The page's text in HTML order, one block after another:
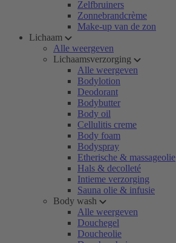
Zelfbruiners
Zonnebrandcrème
Make-up van de zon
Lichaam
Alle weergeven
Lichaamsverzorging
Alle weergeven
Bodylotion
Deodorant
Bodybutter
Body oil
Cellulitis creme
Body foam
Bodyspray
Etherische & massageolie
Hals & decolleté
Intieme verzorging
Sauna olie & infusie
Body wash
Alle weergeven
Douchegel
Doucheolie